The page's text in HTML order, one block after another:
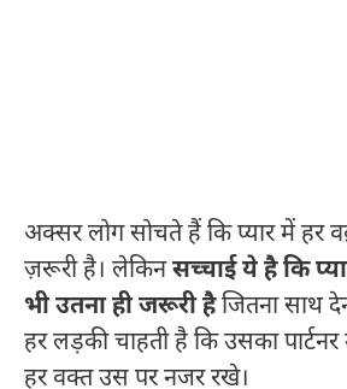
अक्सर लोग सोचते हैं कि प्यार में हर
ज़रूरी है। लेकिनसच्चाई ये है कि
भी उतना ही जरूरी हैजितना साथ
हर लड़की चाहती है कि उसका
हर वक्त उस पर नजर रखे।